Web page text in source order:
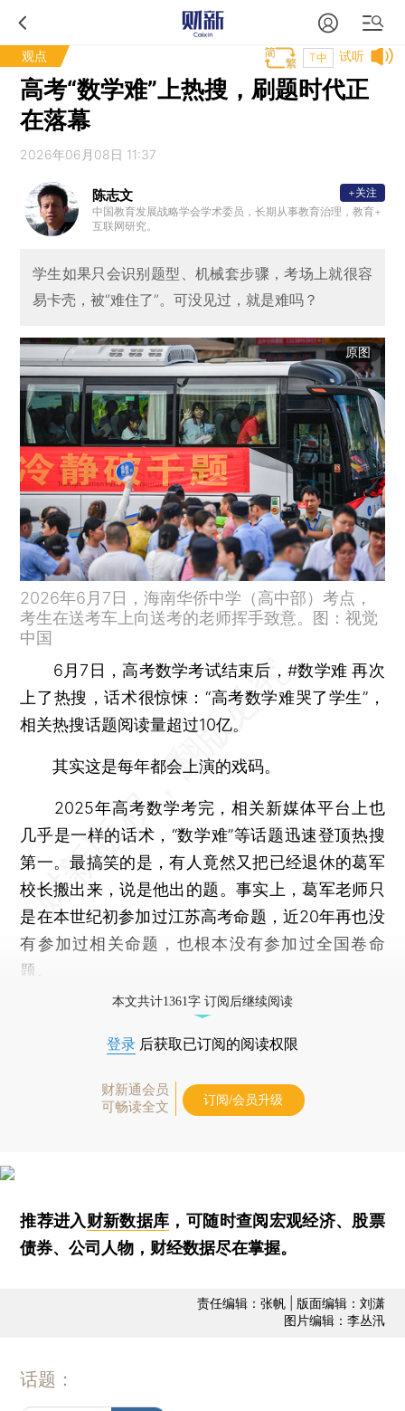
观点 试听
T中
高考“数学难”上热搜，刷题时代正
在落幕
2026年06月08日 11:37
陈志文
中国教育发展战略学会学术委员，长期从事教育治理，教育+
互联网研究。
+关注
学生如果只会识别题型、机械套步骤，考场上就很容
易卡壳，被“难住了”。可没见过，就是难吗？
原图
2026年6月7日，海南华侨中学（高中部）考点，
考生在送考车上向送考的老师挥手致意。图：视觉
中国
6月7日，高考数学考试结束后，#数学难 再次
上了热搜，话术很惊悚：“高考数学难哭了学生”，
相关热搜话题阅读量超过10亿。
其实这是每年都会上演的戏码。
2025年高考数学考完，相关新媒体平台上也
几乎是一样的话术，“数学难”等话题迅速登顶热搜
第一。最搞笑的是，有人竟然又把已经退休的葛军
校长搬出来，说是他出的题。事实上，葛军老师只
是在本世纪初参加过江苏高考命题，近20年再也没
有参加过相关命题，也根本没有参加过全国卷命
题。
本文共计1361字 订阅后继续阅读
登录 后获取已订阅的阅读权限
财新通会员
可畅读全文
订阅/会员升级
推荐进入财新数据库 ，可随时查阅宏观经济、股票
债券、公司人物，财经数据尽在掌握。
责任编辑：张帆 | 版面编辑：刘潇
图片编辑：李丛汛
话题：